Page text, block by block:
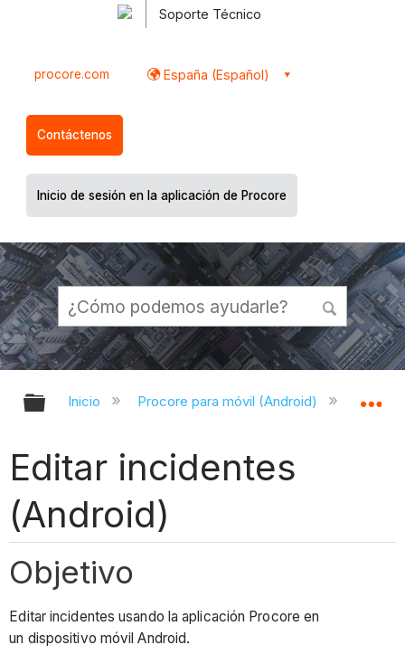
Soporte Técnico
procore.com España (Español)
Contáctenos
Inicio de sesión en la aplicación de Procore
Expandir/contraer jerarquía global
Inicio Procore para móvil (Android)
Editar incidentes
(Android)
Objetivo
Editar incidentes usando la aplicación Procore en
un dispositivo móvil Android.